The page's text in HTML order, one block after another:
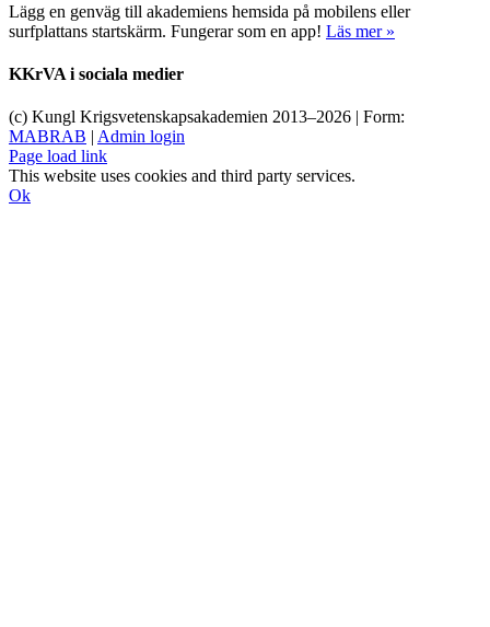
Lägg en genväg till akademiens hemsida på mobilens eller
surfplattans startskärm. Fungerar som en app! Läs mer »
KKrVA i sociala medier
(c) Kungl Krigsvetenskapsakademien 2013–2026 | Form:
MABRAB | Admin login
Page load link
This website uses cookies and third party services.
Ok